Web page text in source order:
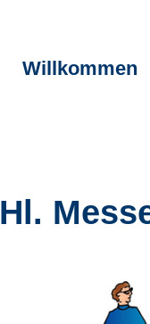
Willkommen
Hl.